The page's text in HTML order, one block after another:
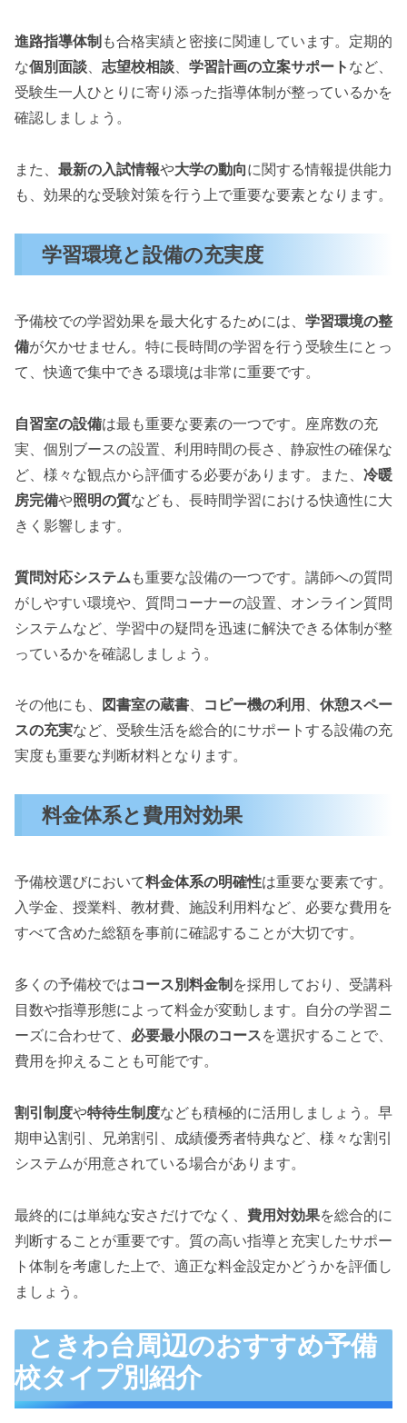
進路指導体制 も合格実績と密接に関連しています。定期的
な個別面談、 志望校相談、 学習計画の立案サポート など、
受験生一人ひとりに寄り添った指導体制が整っているかを
確認しましょう。
また、 最新の入試情報や大学の動向に関する情報提供能力
も、効果的な受験対策を行う上で重要な要素となります。
学習環境と設備の充実度
予備校での学習効果を最大化するためには、 学習環境の整
備が欠かせません。特に長時間の学習を行う受験生にとっ
て、快適で集中できる環境は非常に重要です。
自習室の設備は最も重要な要素の一つです。座席数の充
実、個別ブースの設置、利用時間の長さ、静寂性の確保な
ど、様々な観点から評価する必要があります。また、 冷暖
房完備や照明の質なども、長時間学習における快適性に大
きく影響します。
質問対応システム も重要な設備の一つです。講師への質問
がしやすい環境や、質問コーナーの設置、オンライン質問
システムなど、学習中の疑問を迅速に解決できる体制が整
っているかを確認しましょう。
その他にも、 図書室の蔵書、 コピー機の利用 、 休憩スペー
スの充実など、受験生活を総合的にサポートする設備の充
実度も重要な判断材料となります。
料金体系と費用対効果
予備校選びにおいて料金体系の明確性は重要な要素です。
入学金、授業料、教材費、施設利用料など、必要な費用を
すべて含めた総額を事前に確認することが大切です。
多くの予備校ではコース別料金制 を採用しており、受講科
目数や指導形態によって料金が変動します。自分の学習ニ
ーズに合わせて、 必要最小限のコースを選択することで、
費用を抑えることも可能です。
割引制度や特待生制度なども積極的に活用しましょう。早
期申込割引、兄弟割引、成績優秀者特典など、様々な割引
システムが用意されている場合があります。
最終的には単純な安さだけでなく、 費用対効果を総合的に
判断することが重要です。質の高い指導と充実したサポー
ト体制を考慮した上で、適正な料金設定かどうかを評価し
ましょう。
ときわ台周辺のおすすめ予備
校タイプ別紹介